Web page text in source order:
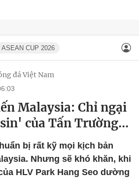
ASEAN CUP 2026
đá Việt Nam
Malaysia: Chỉ ngại
của Tấn Trường...
bị rất kỹ mọi kịch bản
Nhưng sẽ khó khăn, khi
HLV Park Hang Seo dường